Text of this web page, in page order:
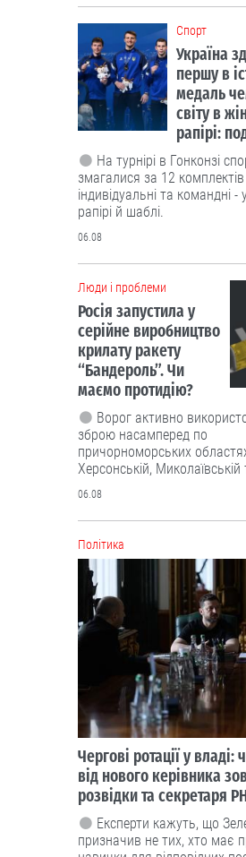
Cпорт
Україна
першу в
медаль
світу в
рапірі:
На турнірі в Гонконзі
змагалися за 12
індивідуальні та командні -
рапірі й шаблі.
06.08
Люди і проблеми
Росія запустила у
серійне виробництво
крилату ракету
“Бандероль”. Чи
маємо протидію?
Ворог активно
зброю насамперед по
причорноморських
Херсонській, Миколаївській
06.08
Політика
Чергові ротації у владі:
від нового керівника
розвідки та секретаря
Експерти кажуть, що
призначив не тих, хто має